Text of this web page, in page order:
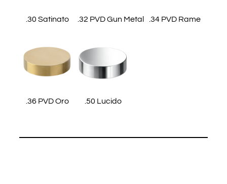
.30 Satinato .32 PVD Gun Metal .34 PVD Rame
.36 PVD Oro .50 Lucido